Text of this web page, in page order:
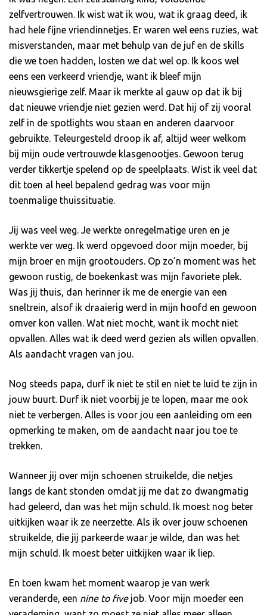
zelfvertrouwen. Ik wist wat ik wou, wat ik graag deed, ik
had hele fijne vriendinnetjes. Er waren wel eens ruzies, wat
misverstanden, maar met behulp van de juf en de skills
die we toen hadden, losten we dat wel op. Ik koos wel
eens een verkeerd vriendje, want ik bleef mijn
nieuwsgierige zelf. Maar ik merkte al gauw op dat ik bij
dat nieuwe vriendje niet gezien werd. Dat hij of zij vooral
zelf in de spotlights wou staan en anderen daarvoor
gebruikte. Teleurgesteld droop ik af, altijd weer welkom
bij mijn oude vertrouwde klasgenootjes. Gewoon terug
verder tikkertje spelend op de speelplaats. Wist ik veel dat
dit toen al heel bepalend gedrag was voor mijn
toenmalige thuissituatie.
Jij was veel weg. Je werkte onregelmatige uren en je
werkte ver weg. Ik werd opgevoed door mijn moeder, bij
mijn broer en mijn grootouders. Op zo’n moment was het
gewoon rustig, de boekenkast was mijn favoriete plek.
Was jij thuis, dan herinner ik me de energie van een
sneltrein, alsof ik draaierig werd in mijn hoofd en gewoon
omver kon vallen. Wat niet mocht, want ik mocht niet
opvallen. Alles wat ik deed werd gezien als willen opvallen.
Als aandacht vragen van jou.
Nog steeds papa, durf ik niet te stil en niet te luid te zijn in
jouw buurt. Durf ik niet voorbij je te lopen, maar me ook
niet te verbergen. Alles is voor jou een aanleiding om een
opmerking te maken, om de aandacht naar jou toe te
trekken.
Wanneer jij over mijn schoenen struikelde, die netjes
langs de kant stonden omdat jij me dat zo dwangmatig
had geleerd, dan was het mijn schuld. Ik moest nog beter
uitkijken waar ik ze neerzette. Als ik over jouw schoenen
struikelde, die jij parkeerde waar je wilde, dan was het
mijn schuld. Ik moest beter uitkijken waar ik liep.
En toen kwam het moment waarop je van werk
veranderde, een nine to fivejob. Voor mijn moeder een